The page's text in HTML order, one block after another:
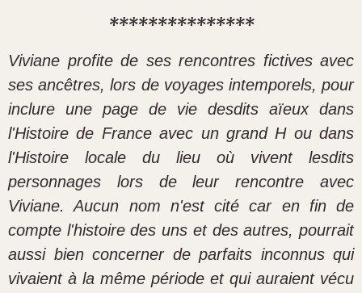
***************
Viviane profite de ses rencontres fictives avec
ses ancêtres, lors de voyages intemporels, pour
inclure une page de vie desdits aïeux dans
l'Histoire de France avec un grand H ou dans
l'Histoire locale du lieu où vivent lesdits
personnages lors de leur rencontre avec
Viviane. Aucun nom n'est cité car en fin de
compte l'histoire des uns et des autres, pourrait
aussi bien concerner de parfaits inconnus qui
vivaient à la même période et qui auraient vécu